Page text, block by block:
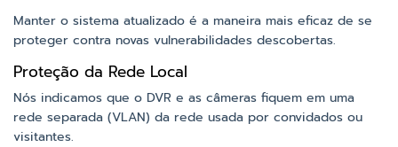
Manter o sistema atualizado é a maneira mais eficaz de se
proteger contra novas vulnerabilidades descobertas.
Proteção da Rede Local
Nós indicamos que o DVR e as câmeras fiquem em uma
rede separada (VLAN) da rede usada por convidados ou
visitantes.